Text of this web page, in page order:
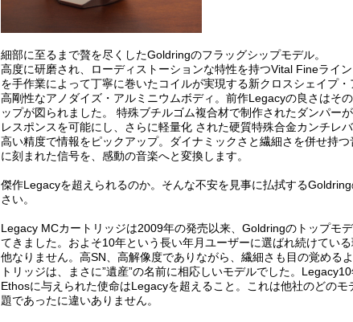
細部に至るまで贅を尽くしたGoldringのフラッグシップモデル。
高度に研磨され、ローディストーションな特性を持つVital Fineライ
を手作業によって丁寧に巻いたコイルが実現する新クロスシェイプ
高剛性なアノダイズ・アルミニウムボディ。前作Legacyの良さはそ
ップが図られました。 特殊ブチルゴム複合材で制作されたダンパー
レスポンスを可能にし、さらに軽量化 された硬質特殊合金カンチレ
高い精度で情報をピックアップ。ダイナミックさと繊細さを併せ持
に刻まれた信号を、感動の音楽へと変換します。
傑作Legacyを超えられるのか。そんな不安を見事に払拭する
さい。
Legacy MCカートリッジは2009年の発売以来、Goldringのトップモ
てきました。およそ10年という長い年月ユーザーに選ばれ続けてい
他なりません。高SN、高解像度でありながら、繊細さも目の覚める
トリッジは、まさに”遺産”の名前に相応しいモデルでした。
Ethosに与えられた使命はLegacyを超えること。これは他社のどの
題であったに違いありません。